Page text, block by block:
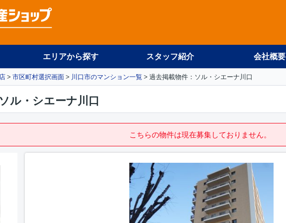
エリアから探す スタッフ紹介 会社概要
市区町村選択画面 川口市のマンション一覧 過去掲載物件：ソル・シエーナ川口
ル・シエーナ川口
こちらの物件は現在募集しておりません。